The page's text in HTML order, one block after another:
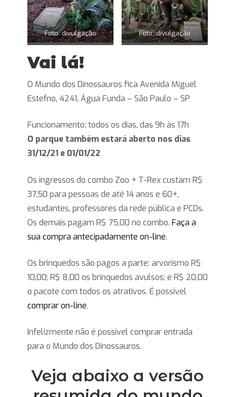
Foto: divulgação Foto: divulgação
Vai lá!
O Mundo dos Dinossauros fica Avenida Miguel
Estefno, 4241, Água Funda – São Paulo – SP
Funcionamento: todos os dias, das 9h às 17h
O parque também estará aberto nos dias
31/12/21 e 01/01/22
Os ingressos do combo Zoo + T-Rex custam R$
37,50 para pessoas de até 14 anos e 60+,
estudantes, professores da rede pública e PCDs.
Os demais pagam R$ 75,00 no combo. Faça a
sua compra antecipadamente on-line.
Os brinquedos são pagos a parte: arvorismo R$
10,00; R$ 8,00 os brinquedos avulsos; e R$ 20,00
o pacote com todos os atrativos. É possível
comprar on-line.
Infelizmente não é possível comprar entrada
para o Mundo dos Dinossauros.
Veja abaixo a versão